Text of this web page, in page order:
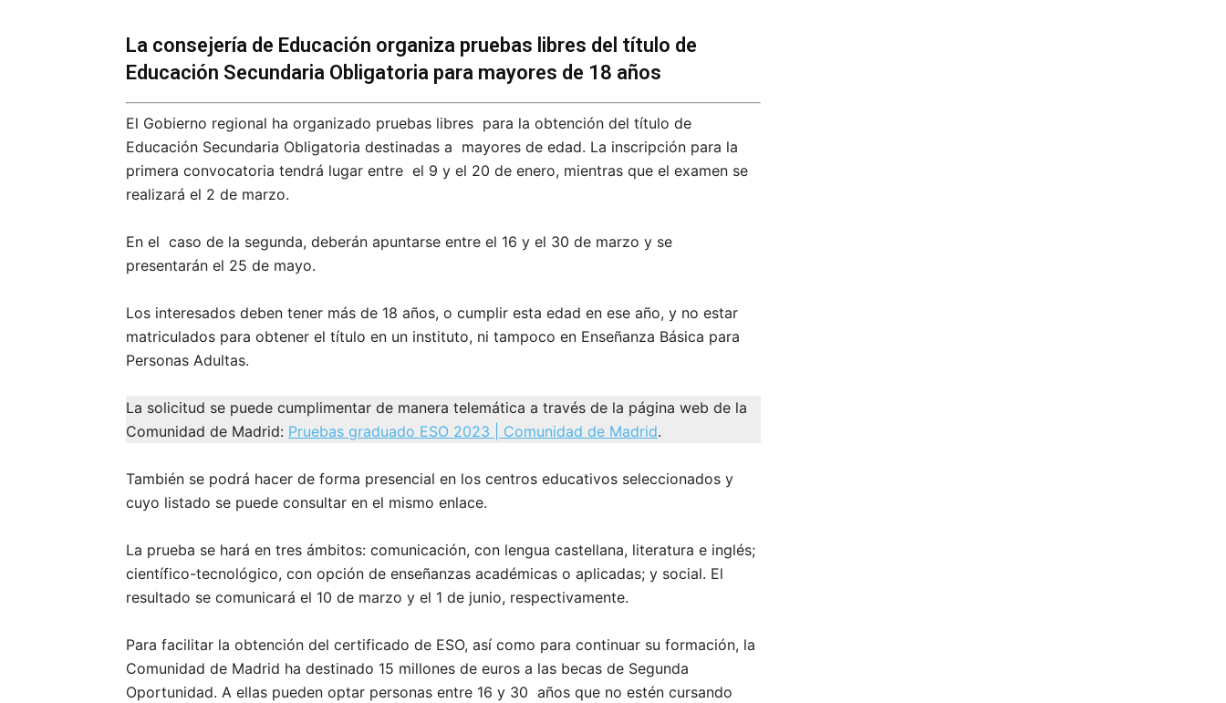
La consejería de Educación organiza pruebas libres del título de
Educación Secundaria Obligatoria para mayores de 18 años
El Gobierno regional ha organizado pruebas libres para la obtención del título de
Educación Secundaria Obligatoria destinadas a mayores de edad. La inscripción para la
primera convocatoria tendrá lugar entre el 9 y el 20 de enero, mientras que el examen se
realizará el 2 de marzo.
En el caso de la segunda, deberán apuntarse entre el 16 y el 30 de marzo y se
presentarán el 25 de mayo.
Los interesados deben tener más de 18 años, o cumplir esta edad en ese año, y no estar
matriculados para obtener el título en un instituto, ni tampoco en Enseñanza Básica para
Personas Adultas.
La solicitud se puede cumplimentar de manera telemática a través de la página web de la
Comunidad de Madrid: Pruebas graduado ESO 2023 | Comunidad de Madrid.
También se podrá hacer de forma presencial en los centros educativos seleccionados y
cuyo listado se puede consultar en el mismo enlace.
La prueba se hará en tres ámbitos: comunicación, con lengua castellana, literatura e inglés;
científico-tecnológico, con opción de enseñanzas académicas o aplicadas; y social. El
resultado se comunicará el 10 de marzo y el 1 de junio, respectivamente.
Para facilitar la obtención del certificado de ESO, así como para continuar su formación, la
Comunidad de Madrid ha destinado 15 millones de euros a las becas de Segunda
Oportunidad. A ellas pueden optar personas entre 16 y 30 años que no estén cursando